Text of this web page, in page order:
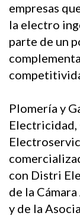
empresas
la electro
parte de un
Plomería y
Electricidad,
con Distri
de la
y de la